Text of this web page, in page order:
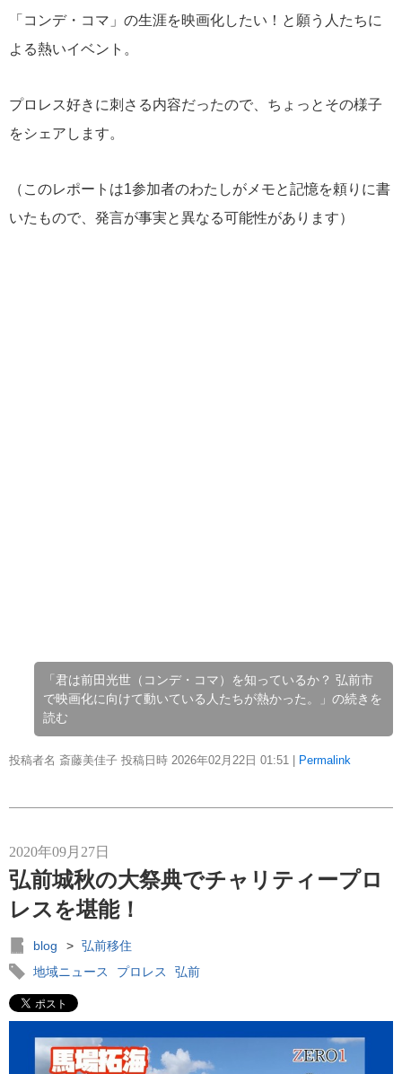
「コンデ・コマ」の生涯を映画化したい！と願う人たちに
よる熱いイベント。
プロレス好きに刺さる内容だったので、ちょっとその様子
をシェアします。
（このレポートは1参加者のわたしがメモと記憶を頼りに書
いたもので、発言が事実と異なる可能性があります）
「君は前田光世（コンデ・コマ）を知っているか？ 弘前市
で映画化に向けて動いている人たちが熱かった。」の続きを
読む
投稿者名 斎藤美佳子 投稿日時 2026年02月22日 01:51 | Permalink
2020年09月27日
弘前城秋の大祭典でチャリティープロ
レスを堪能！
blog > 弘前移住
地域ニュース
プロレス 弘前